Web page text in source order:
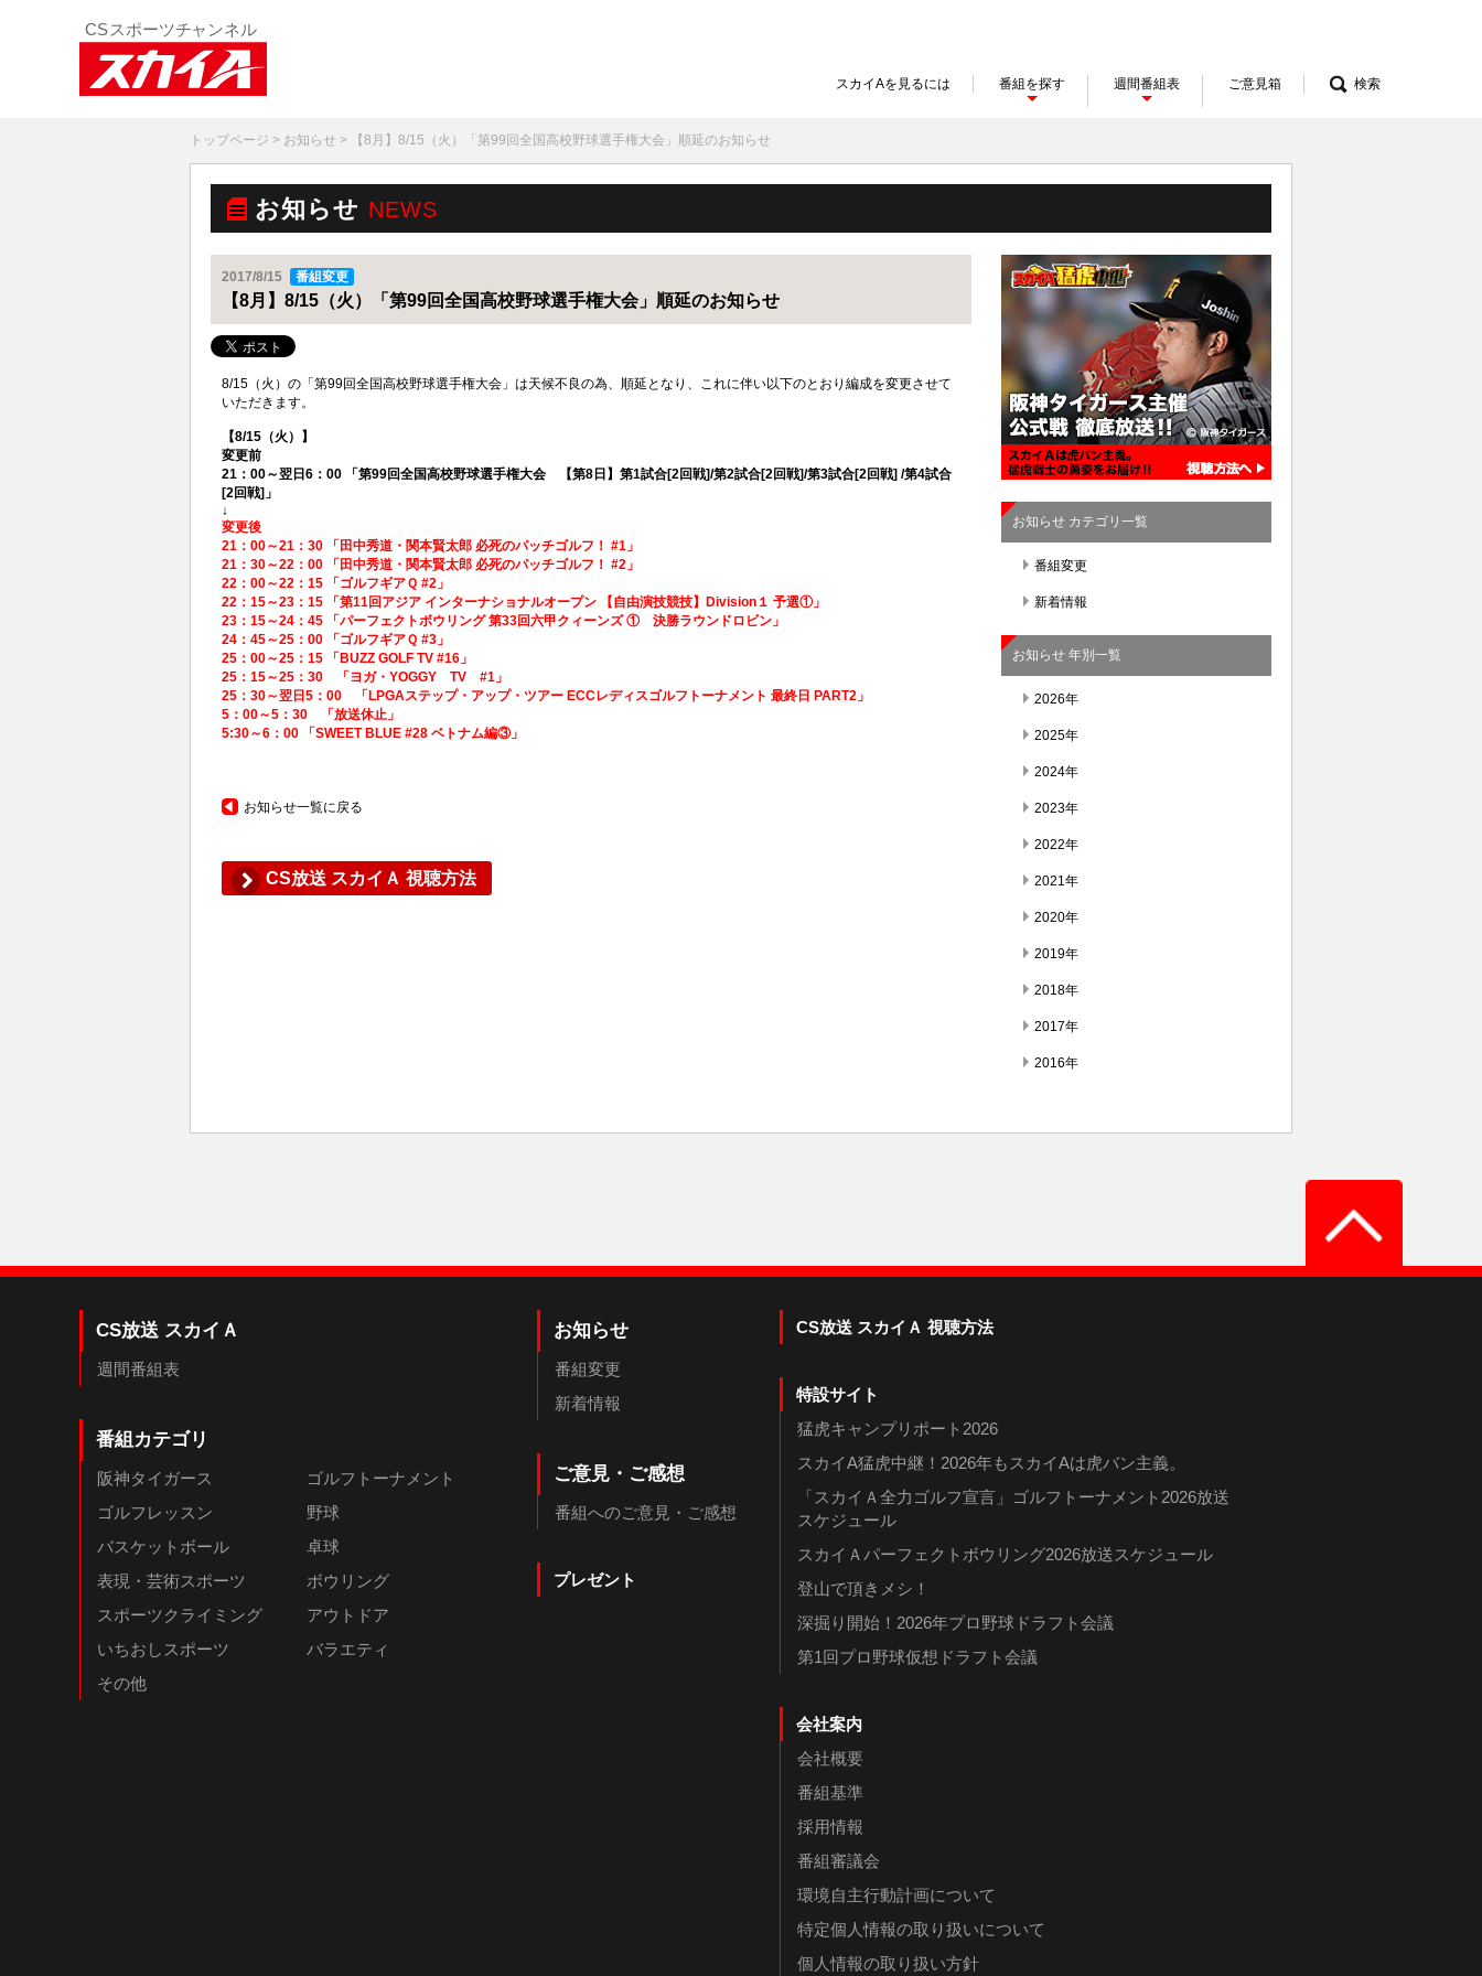
スカイAを見るには 番組を探す 週間番組表 ご意見箱 検索
トップページ > お知らせ > 【8月】8/15（火）「第99回全国高校野球選手権大会」順延のお知らせ
お知らせ NEWS
2017/8/15 番組変更
【8月】8/15（火）「第99回全国高校野球選手権大会」順延のお知らせ
8/15（火）の「第99回全国高校野球選手権大会」は天候不良の為、順延となり、これに伴い以下のとおり編成を変更させて
いただきます。
【8/15（火）】
変更前
21：00～翌日6：00 「第99回全国高校野球選手権大会 【第8日】第1試合[2回戦]/第2試合[2回戦]/第3試合[2回戦] /第4試合
[2回戦]」
↓
変更後
21：00～21：30 「田中秀道・関本賢太郎 必死のパッチゴルフ！ #1」
21：30～22：00 「田中秀道・関本賢太郎 必死のパッチゴルフ！ #2」
22：00～22：15 「ゴルフギアＱ #2」
22：15～23：15 「第11回アジア インターナショナルオープン 【自由演技競技】Division１ 予選①」
23：15～24：45 「パーフェクトボウリング 第33回六甲クィーンズ ① 決勝ラウンドロビン」
24：45～25：00 「ゴルフギアＱ #3」
25：00～25：15 「BUZZ GOLF TV #16」
25：15～25：30 「ヨガ・YOGGY TV #1」
25：30～翌日5：00 「LPGAステップ・アップ・ツアー ECCレディスゴルフトーナメント 最終日 PART2」
5：00～5：30 「放送休止」
5:30～6：00 「SWEET BLUE #28 ベトナム編③」
お知らせ一覧に戻る
CS放送 スカイＡ 視聴方法
お知らせ カテゴリ一覧
番組変更
新着情報
お知らせ 年別一覧
2026年
2025年
2024年
2023年
2022年
2021年
2020年
2019年
2018年
2017年
2016年
CS放送 スカイＡ
週間番組表
番組カテゴリ
阪神タイガース
ゴルフトーナメント
ゴルフレッスン
野球
バスケットボール
卓球
表現・芸術スポーツ
ボウリング
スポーツクライミング
アウトドア
いちおしスポーツ
バラエティ
その他
お知らせ
番組変更
新着情報
ご意見・ご感想
番組へのご意見・ご感想
プレゼント
CS放送 スカイＡ 視聴方法
特設サイト
猛虎キャンプリポート2026
スカイA猛虎中継！2026年もスカイAは虎バン主義。
「スカイＡ全力ゴルフ宣言」ゴルフトーナメント2026放送
スケジュール
スカイＡパーフェクトボウリング2026放送スケジュール
登山で頂きメシ！
深掘り開始！2026年プロ野球ドラフト会議
第1回プロ野球仮想ドラフト会議
会社案内
会社概要
番組基準
採用情報
番組審議会
環境自主行動計画について
特定個人情報の取り扱いについて
個人情報の取り扱い方針